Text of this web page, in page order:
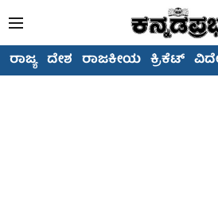
ರಾಜ್ಯ ದೇಶ ರಾಜಕೀಯ ಕ್ರಿಕೆಟ್